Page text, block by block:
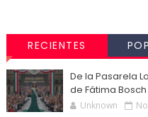
RECIENTES
De la Pasarela
de Fátima
Unknown